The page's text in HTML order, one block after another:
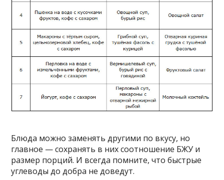
Блюда можно заменять другими по вкусу, но
главное — сохранять в них соотношение БЖУ и
размер порций. И всегда помните, что быстрые
углеводы до добра не доведут.